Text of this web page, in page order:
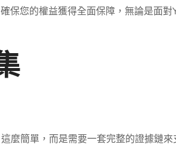
保您的權益獲得全面保障，無論是面對
麼簡單，而是需要一套完整的證據鏈來